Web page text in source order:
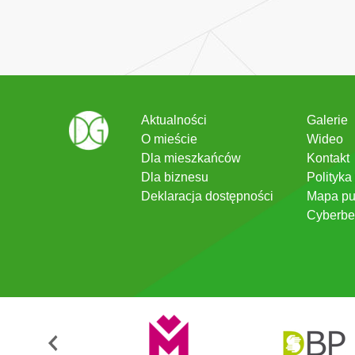
Aktualności
O mieście
Dla mieszkańców
Dla biznesu
Deklaracja dostępności
Galerie
Wideo
Kontakt
Mapa